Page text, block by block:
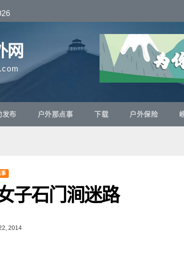
网
发布 户外那点事 下载 户外保险
事
子石门涧迷路
2014